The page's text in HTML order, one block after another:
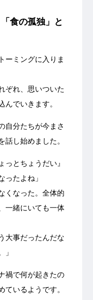
食の孤独」と
ーミングに入りま
ぞれ、思いついた
んでいきます。
自分たちが今まさ
話し始めました。
っとちょうだい』
ったよね」
くなった。全体的
一緒にいても一体
大事だったんだな
」
禍で何が起きたの
いるようです。